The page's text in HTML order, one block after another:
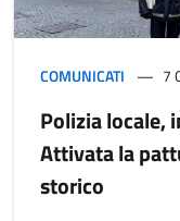
COMUNICATI 7
Polizia locale,
Attivata la
storico